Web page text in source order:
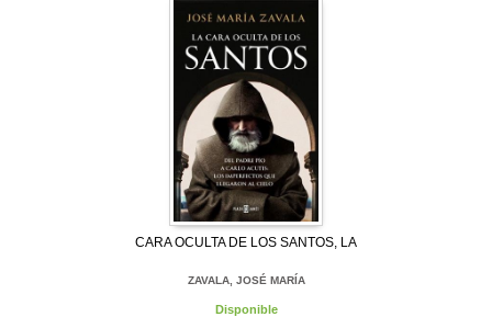
CARA OCULTA DE LOS SANTOS, LA
ZAVALA, JOSÉ MARÍA
Disponible